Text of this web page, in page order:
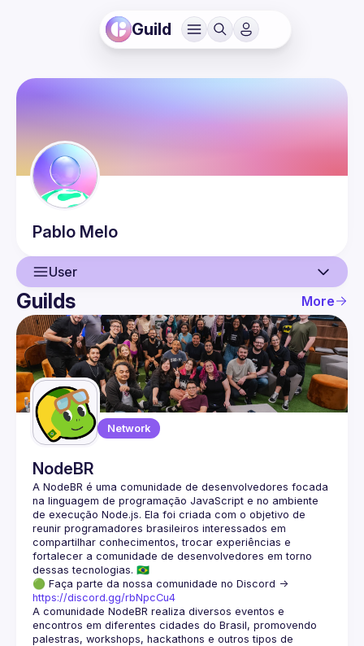
Guild
Pablo Melo
User
User
Events
Guilds
Guilds More
Network
NodeBR
A NodeBR é uma comunidade de desenvolvedores focada
na linguagem de programação JavaScript e no ambiente
de execução Node.js. Ela foi criada com o objetivo de
reunir programadores brasileiros interessados em
compartilhar conhecimentos, trocar experiências e
fortalecer a comunidade de desenvolvedores em torno
🟢 Faça parte da nossa comunidade no Discord ->
https://discord.gg/rbNpcCu4
A comunidade NodeBR realiza diversos eventos e
encontros em diferentes cidades do Brasil, promovendo
palestras, workshops, hackathons e outros tipos de